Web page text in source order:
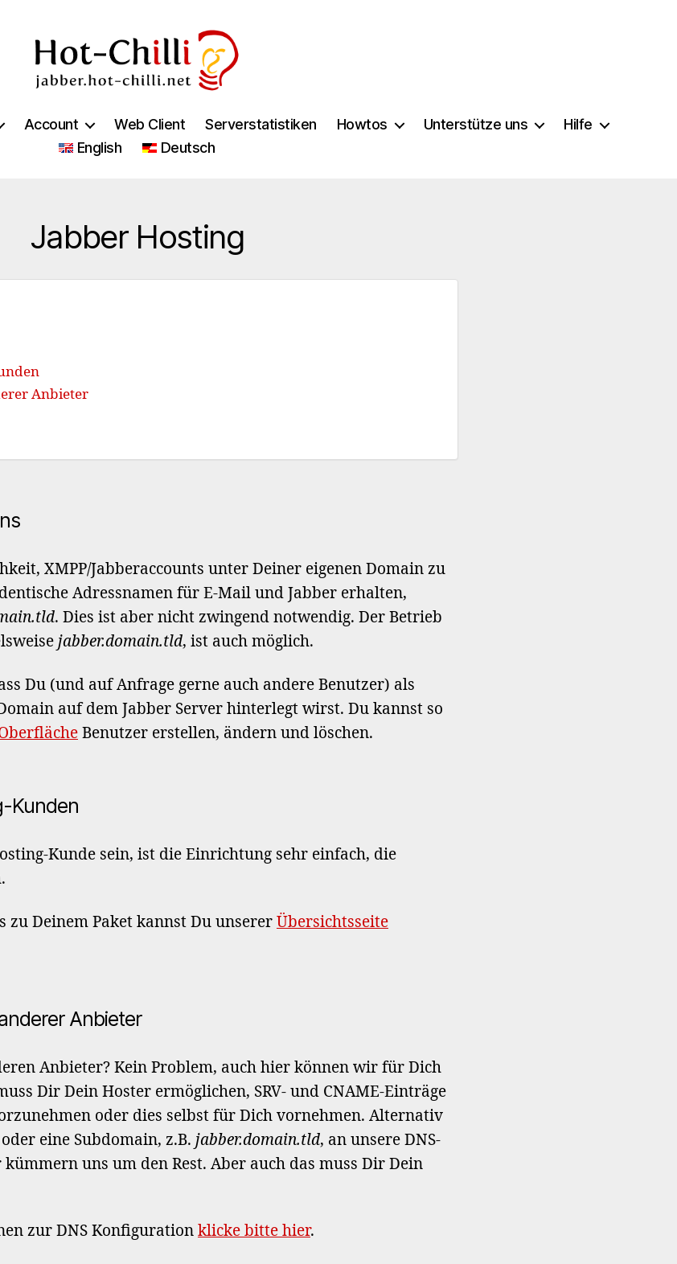
chilli.net
Account Web Client Serverstatistiken Howtos Unterstütze uns
Hilfe
English
Deutsch
Jabber Hosting
Anbieter
XMPP/Jabberaccounts unter Deiner eigenen Domain zu
Adressnamen für E-Mail und Jabber erhalten,
. Dies ist aber nicht zwingend notwendig. Der Betrieb
jabber.domain.tld, ist auch möglich.
Du (und auf Anfrage gerne auch andere Benutzer) als
auf dem Jabber Server hinterlegt wirst. Du kannst so
Benutzer erstellen, ändern und löschen.
Kunden
Kunde sein, ist die Einrichtung sehr einfach, die
zu Deinem Paket kannst Du unserer Übersichtsseite
Anbieter
Anbieter? Kein Problem, auch hier können wir für Dich
Dir Dein Hoster ermöglichen, SRV- und CNAME-Einträge
oder dies selbst für Dich vornehmen. Alternativ
eine Subdomain, z.B. jabber.domain.tld, an unsere DNS-
uns um den Rest. Aber auch das muss Dir Dein
zur DNS Konfiguration klicke bitte hier.